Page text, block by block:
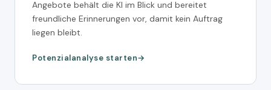
Angebote behält die KI im Blick und bereitet
freundliche Erinnerungen vor, damit kein Auftrag
liegen bleibt.
Potenzialanalyse starten